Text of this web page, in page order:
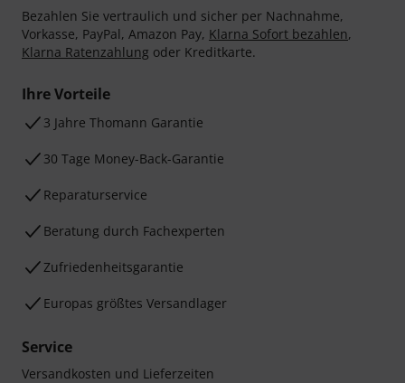
Bezahlen Sie vertraulich und sicher per Nachnahme,
Vorkasse, PayPal, Amazon Pay, Klarna Sofort bezahlen,
Klarna Ratenzahlung oder Kreditkarte.
Ihre Vorteile
3 Jahre Thomann Garantie
30 Tage Money-Back-Garantie
Reparaturservice
Beratung durch Fachexperten
Zufriedenheitsgarantie
Europas größtes Versandlager
Service
Versandkosten und Lieferzeiten